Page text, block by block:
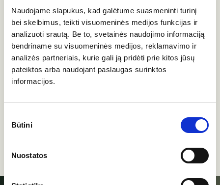
Naudojame slapukus, kad galėtume suasmeninti turinį
bei skelbimus, teikti visuomeninės medijos funkcijas ir
analizuoti srautą. Be to, svetainės naudojimo informaciją
bendriname su visuomeninės medijos, reklamavimo ir
analizės partneriais, kurie gali ją pridėti prie kitos jūsų
pateiktos arba naudojant paslaugas surinktos
informacijos.
pasirinkimas
Būtini
Nuostatos